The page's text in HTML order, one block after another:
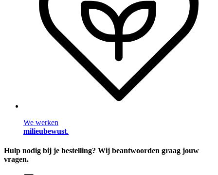
We werken
milieubewust.
Hulp nodig bij je bestelling? Wij beantwoorden graag jouw
vragen.